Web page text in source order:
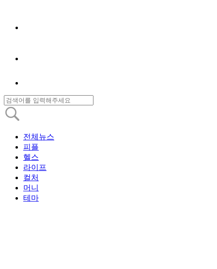
전체뉴스
피플
헬스
라이프
컬처
머니
테마